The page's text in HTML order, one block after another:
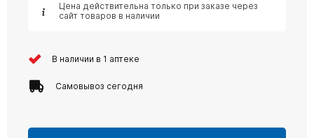
Цена действительна только при заказе через
сайт товаров в наличии
В наличии в 1 аптеке
Самовывоз сегодня